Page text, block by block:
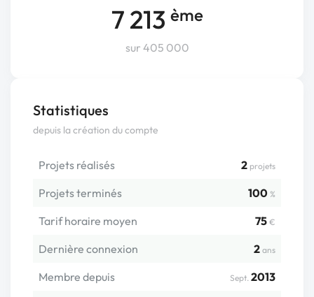
7 213 ème
sur 405 000
Statistiques
depuis la création du compte
Projets réalisés 2 projets
Projets terminés 100 %
Tarif horaire moyen 75 €
Dernière connexion 2 ans
Membre depuis Sept. 2013